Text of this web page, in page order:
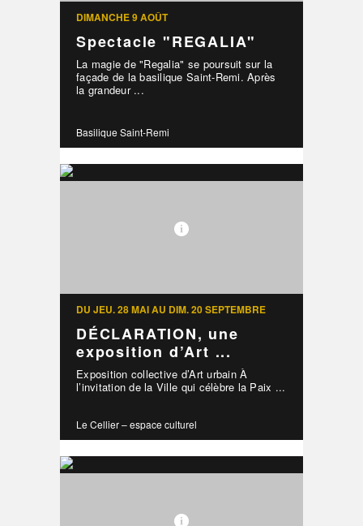
DIMANCHE 9 AOÛT
Spectacle "REGALIA"
La magie de "Regalia" se poursuit sur la
façade de la basilique Saint-Remi. Après
la grandeur ...
Basilique Saint-Remi
DU JEU. 28 MAI AU DIM. 20 SEPTEMBRE
DÉCLARATION, une
exposition d’Art ...
Exposition collective d’Art urbain À
l’invitation de la Ville qui célèbre la Paix ...
Le Cellier – espace culturel